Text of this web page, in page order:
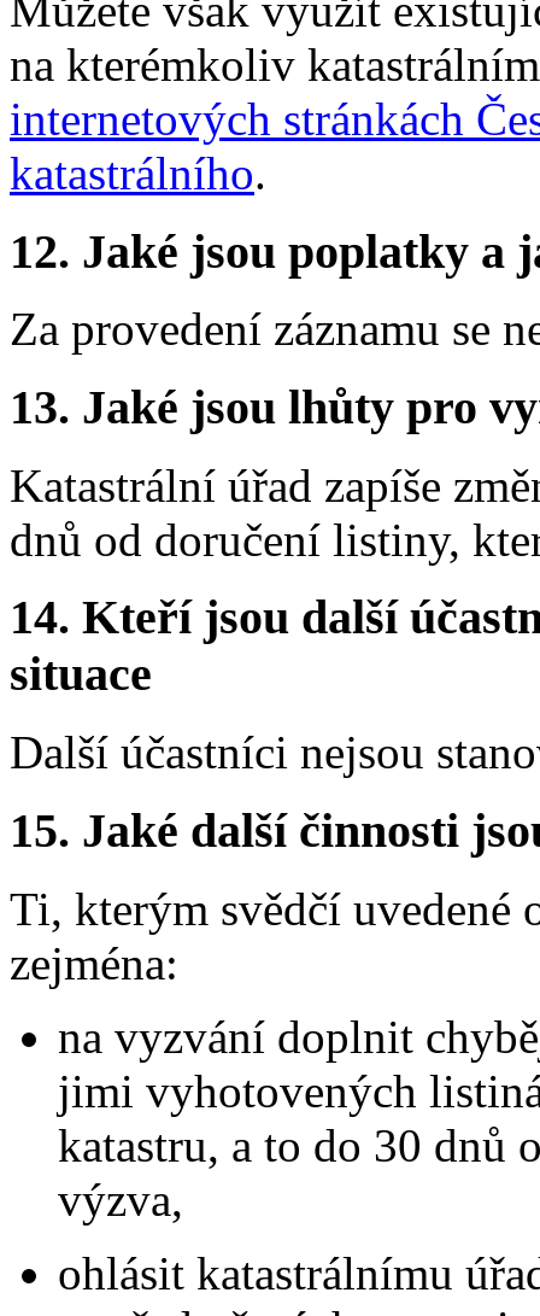
na kterémkoliv
internetových stránkách
katastrálního.
12. Jaké jsou poplatky a
Za provedení záznamu se
13. Jaké jsou lhůty pro
Katastrální úřad zapíše
dnů od doručení listiny,
14. Kteří jsou další
situace
Další účastníci nejsou
15. Jaké další činnosti
Ti, kterým svědčí uvedené
zejména:
na vyzvání doplnit
jimi vyhotovených
katastru, a to do 30 dnů
výzva,
ohlásit katastrálnímu